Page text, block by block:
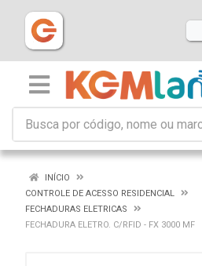
INÍCIO
CONTROLE DE ACESSO RESIDENCIAL
FECHADURAS ELETRICAS
FECHADURA ELETRO. C/RFID - FX 3000 MF